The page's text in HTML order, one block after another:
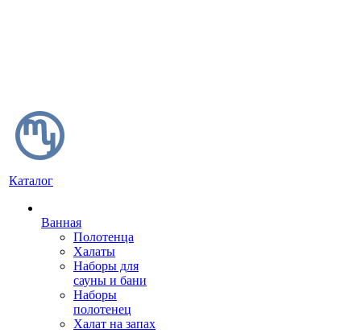
Каталог
Ванная
Полотенца
Халаты
Наборы для
сауны и бани
Наборы
полотенец
Халат на запах